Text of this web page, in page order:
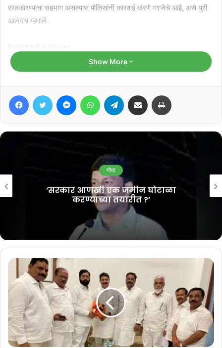
राजकारण्याचा सहभाग असल्यास पोलिसांनी कारवाई करणे गरजेचे आहे, असे युरी
आलेमाव म्हणाले.
साबाखापर्यंत…
August 9, 2026
केजरीवालांचा ‘भाजप हटाओ, गाडी बचाओ’
भाजपच्या राजकीय फायद्यासाठी विरोधी पक्षाचे आमदार आणि पदाधिकारी यांच्यावर
निवडक पद्धतीने कारवाई करण्याचे सत्र सध्या चालू आहे. या एकंदर प्रकरणात
पोलीसांनी सत्तेत असलेल्या भाजप सरकारच्या दबावाखाली न येता मुक्त आणि निष्पक्ष
तपास करावा. जे दोषी असतील त्यांना कोणत्याही किंमतीत सोडले जाऊ नये, असा
पुनरुच्चार युरी आलेमाव यांनी केला.
गोव्यात आता उघडकीस आलेली जमीन बळकाव प्रकरणे ही भाजप सरकारचे गेल्या
दहा वर्षातील प्रशासकीय अपयश आहे. सरकारच्या बेपर्वाईने राज्यात हेराफेरी आणि
कागदपत्रांची बनावटगिरी वाढली आहे. आता समोर आलेल्या प्रकरणांवरून भाजप
सरकार दहा वर्षांत गाढ झोपेत होते व प्रशासनावर त्यांचा कसलाच वचक नव्हता हे
स्पष्ट झाले आहे असा आरोप युरी आलेमाव यांनी केला आहे.
जमीन बळकाव प्रकरणाचा तपास करणार्‍या पोलिस अधिकार्‍यांनी तपासात पूर्ण
Show More
FacebookTwitter MessengerWhatsAppTelegram Share via Email
गोवा
‘सरकार आणखी एक जमीन घोटाळा
करण्याच्या तयारीत ?’